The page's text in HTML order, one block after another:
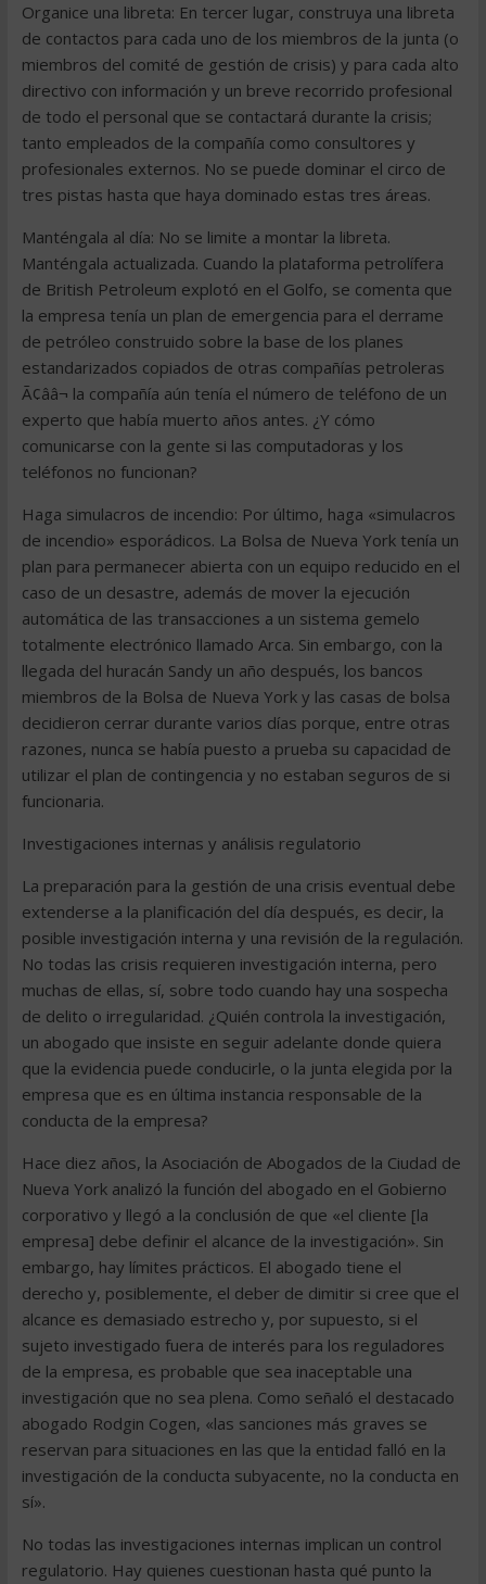
Organice una libreta: En tercer lugar, construya una libreta
de contactos para cada uno de los miembros de la junta (o
miembros del comité de gestión de crisis) y para cada alto
directivo con información y un breve recorrido profesional
de todo el personal que se contactará durante la crisis;
tanto empleados de la compañía como consultores y
profesionales externos. No se puede dominar el circo de
tres pistas hasta que haya dominado estas tres áreas.
Manténgala al día: No se limite a montar la libreta.
Manténgala actualizada. Cuando la plataforma petrolífera
de British Petroleum explotó en el Golfo, se comenta que
la empresa tenía un plan de emergencia para el derrame
de petróleo construido sobre la base de los planes
estandarizados copiados de otras compañías petroleras
Ã¢ââ¬ la compañía aún tenía el número de teléfono de un
experto que había muerto años antes. ¿Y cómo
comunicarse con la gente si las computadoras y los
teléfonos no funcionan?
Haga simulacros de incendio: Por último, haga «simulacros
de incendio» esporádicos. La Bolsa de Nueva York tenía un
plan para permanecer abierta con un equipo reducido en el
caso de un desastre, además de mover la ejecución
automática de las transacciones a un sistema gemelo
totalmente electrónico llamado Arca. Sin embargo, con la
llegada del huracán Sandy un año después, los bancos
miembros de la Bolsa de Nueva York y las casas de bolsa
decidieron cerrar durante varios días porque, entre otras
razones, nunca se había puesto a prueba su capacidad de
utilizar el plan de contingencia y no estaban seguros de si
funcionaria.
Investigaciones internas y análisis regulatorio
La preparación para la gestión de una crisis eventual debe
extenderse a la planificación del día después, es decir, la
posible investigación interna y una revisión de la regulación.
No todas las crisis requieren investigación interna, pero
muchas de ellas, sí, sobre todo cuando hay una sospecha
de delito o irregularidad. ¿Quién controla la investigación,
un abogado que insiste en seguir adelante donde quiera
que la evidencia puede conducirle, o la junta elegida por la
empresa que es en última instancia responsable de la
conducta de la empresa?
Hace diez años, la Asociación de Abogados de la Ciudad de
Nueva York analizó la función del abogado en el Gobierno
corporativo y llegó a la conclusión de que «el cliente [la
empresa] debe definir el alcance de la investigación». Sin
embargo, hay límites prácticos. El abogado tiene el
derecho y, posiblemente, el deber de dimitir si cree que el
alcance es demasiado estrecho y, por supuesto, si el
sujeto investigado fuera de interés para los reguladores
de la empresa, es probable que sea inaceptable una
investigación que no sea plena. Como señaló el destacado
abogado Rodgin Cogen, «las sanciones más graves se
reservan para situaciones en las que la entidad falló en la
investigación de la conducta subyacente, no la conducta en
sí».
No todas las investigaciones internas implican un control
regulatorio. Hay quienes cuestionan hasta qué punto la